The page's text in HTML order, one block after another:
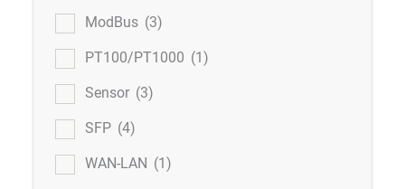
ModBus (3)
PT100/PT1000 (1)
Sensor (3)
SFP (4)
WAN-LAN (1)